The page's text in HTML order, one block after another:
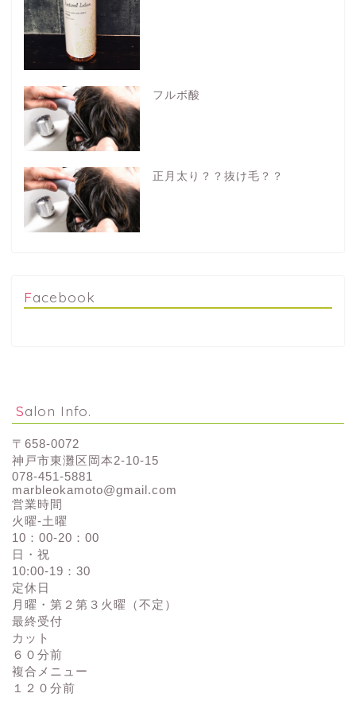
フルボ酸
正月太り？？抜け毛？？
Facebook
Salon Info.
〒658-0072
神戸市東灘区岡本2-10-15
078-451-5881
marbleokamoto@gmail.com
営業時間
火曜-土曜
10：00-20：00
日・祝
10:00-19：30
定休日
月曜・第２第３火曜（不定）
最終受付
カット
６０分前
複合メニュー
１２０分前